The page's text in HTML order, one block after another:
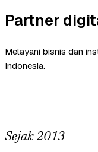
Partner
Melayani bisnis dan
Indonesia.
Sejak 2013